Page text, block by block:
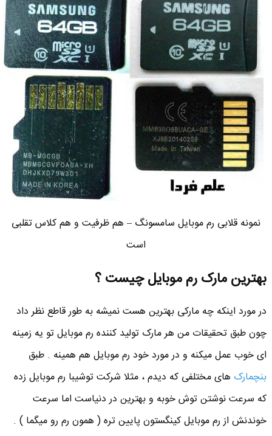
نمونه قلابی رم موبایل سامسونگ – هم ظرفیت و هم کلاس تقلبی
است
بهترین مارک رم موبایل چیست ؟
در مورد اینکه چه مارکی بهترین هست نمیشه به طور قاطع نظر داد
چون طبق تحقیقات من هر مارک تولید کننده رم موبایل تو یه زمینه
ای خوب عمل میکنه و در مورد خود رم موبایل هم همینه . طبق
بنچمارک های مختلفی که دیدم ، مثلا شرکت توشیبا رم موبایل زده
که سرعت نوشتن توش خوبه و بهترین در دنیاست اما سرعت
خوندنش از رم موبایل کینگستون پایین تره ( همون رم رو میگما ) .